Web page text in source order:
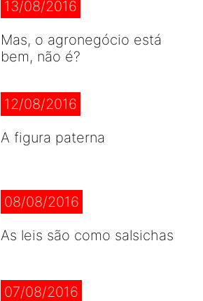
13/08/2016
Mas, o agronegócio está
bem, não é?
12/08/2016
A figura paterna
08/08/2016
As leis são como salsichas
07/08/2016